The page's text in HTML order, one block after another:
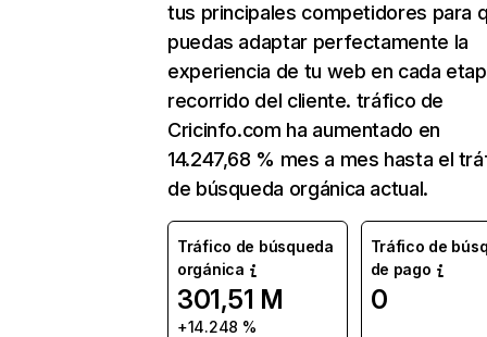
tus principales competidores para
puedas adaptar perfectamente la
experiencia de tu web en cada
recorrido del cliente. tráfico de
Cricinfo.com ha aumentado en
14.247,68 % mes a mes hasta el
de búsqueda orgánica actual.
Tráfico de búsqueda
orgánica
301,51 M
+14.248 %
Tráfico de
de pago
0